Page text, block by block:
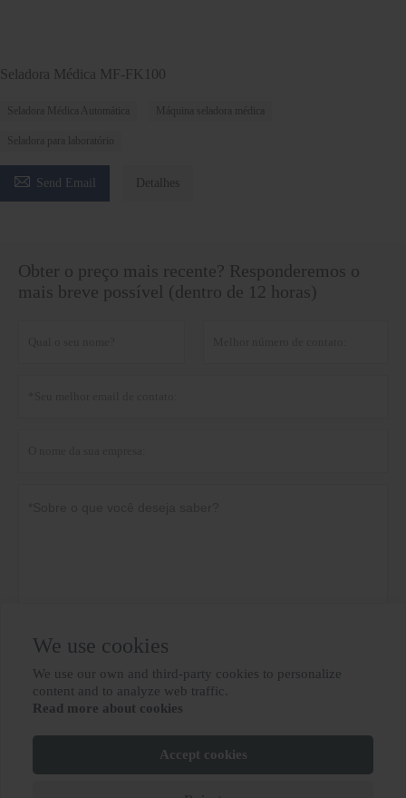
Seladora Médica MF-FK100
Seladora Médica Automática Máquina seladora médica
Seladora para laboratório
 Send Email Detalhes
Obter o preço mais recente? Responderemos o
mais breve possível (dentro de 12 horas)
submeter Política de Privacidade
We use cookies
We use our own and third-party cookies to personalize
content and to analyze web traffic.
Read more about cookies
Accept cookies